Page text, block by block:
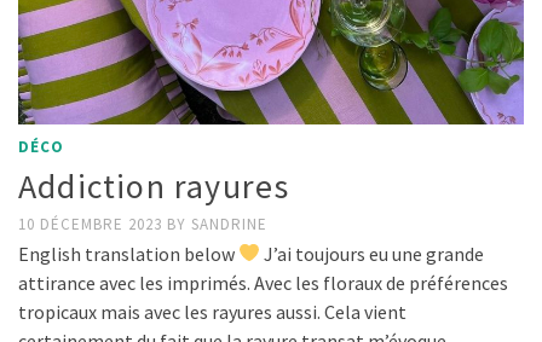
DÉCO
Addiction rayures
10 DÉCEMBRE 2023 BY SANDRINE
English translation below
J’ai toujours eu une grande
attirance avec les imprimés. Avec les floraux de préférences
tropicaux mais avec les rayures aussi. Cela vient